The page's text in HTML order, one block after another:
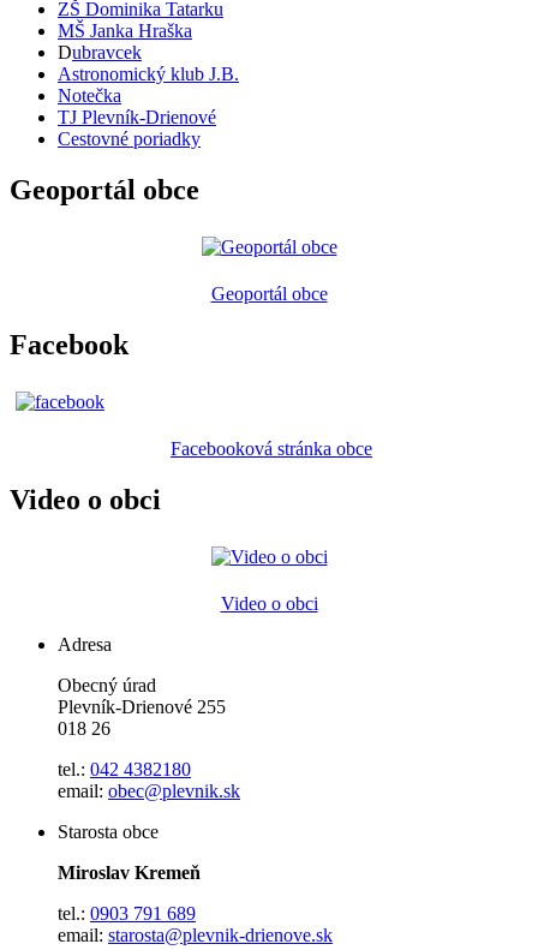
ZŠ Dominika Tatarku
MŠ Janka Hraška
Dubravcek
Astronomický klub J.B.
Notečka
TJ Plevník-Drienové
Cestovné poriadky
Geoportál obce
Geoportál obce
Facebook
Facebooková stránka obce
Video o obci
Video o obci
Adresa
Obecný úrad
Plevník-Drienové 255
018 26
tel.: 042 4382180
email: obec@plevnik.sk
Starosta obce
Miroslav Kremeň
tel.: 0903 791 689
email: starosta@plevnik-drienove.sk